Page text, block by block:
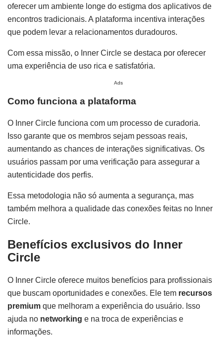
oferecer um ambiente longe do estigma dos aplicativos de
encontros tradicionais. A plataforma incentiva interações
que podem levar a relacionamentos duradouros.
Com essa missão, o Inner Circle se destaca por oferecer
uma experiência de uso rica e satisfatória.
Ads
Como funciona a plataforma
O Inner Circle funciona com um processo de curadoria.
Isso garante que os membros sejam pessoas reais,
aumentando as chances de interações significativas. Os
usuários passam por uma verificação para assegurar a
autenticidade dos perfis.
Essa metodologia não só aumenta a segurança, mas
também melhora a qualidade das conexões feitas no Inner
Circle.
Benefícios exclusivos do Inner
Circle
O Inner Circle oferece muitos benefícios para profissionais
que buscam oportunidades e conexões. Ele tem recursos
premium que melhoram a experiência do usuário. Isso
ajuda no networking e na troca de experiências e
informações.